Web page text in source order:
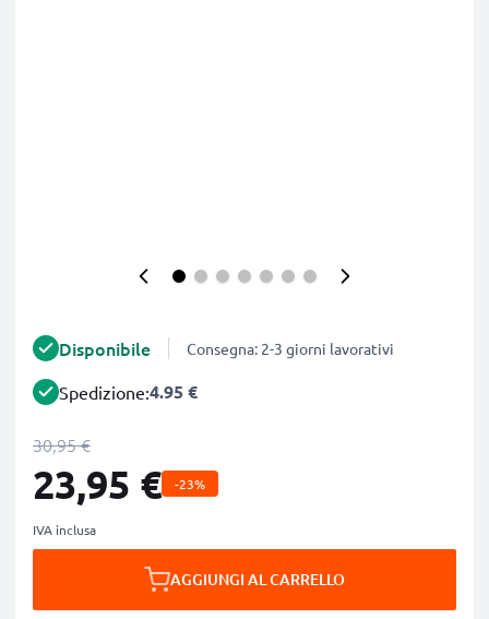
Disponibile Consegna: 2-3 giorni lavorativi
Spedizione:4.95 €
30,95 €
23,95 € -23%
IVA inclusa
AGGIUNGI AL CARRELLO